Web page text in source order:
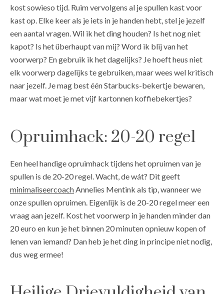
kost sowieso tijd. Ruim vervolgens al je spullen kast voor
kast op. Elke keer als je iets in je handen hebt, stel je jezelf
een aantal vragen. Wil ik het ding houden? Is het nog niet
kapot? Is het überhaupt van mij? Word ik blij van het
voorwerp? En gebruik ik het dagelijks? Je hoeft heus niet
elk voorwerp dagelijks te gebruiken, maar wees wel kritisch
naar jezelf. Je mag best één Starbucks-bekertje bewaren,
maar wat moet je met vijf kartonnen koffiebekertjes?
Opruimhack: 20-20 regel
Een heel handige opruimhack tijdens het opruimen van je
spullen is de 20-20 regel. Wacht, de wát? Dit geeft
minimaliseercoach Annelies Mentink als tip, wanneer we
onze spullen opruimen. Eigenlijk is de 20-20 regel meer een
vraag aan jezelf. Kost het voorwerp in je handen minder dan
20 euro en kun je het binnen 20 minuten opnieuw kopen of
lenen van iemand? Dan heb je het ding in principe niet nodig,
dus weg ermee!